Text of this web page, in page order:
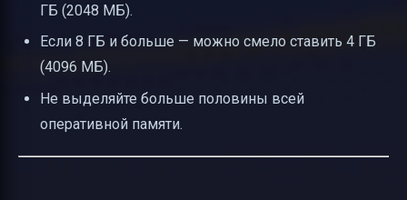
ГБ (2048 МБ).
Если 8 ГБ и больше — можно смело ставить 4 ГБ
(4096 МБ).
Не выделяйте больше половины всей
оперативной памяти.